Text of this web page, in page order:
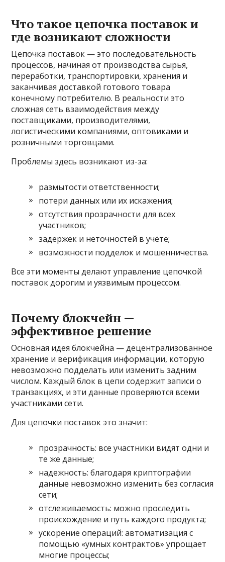
Что такое цепочка поставок и
где возникают сложности
Цепочка поставок — это последовательность
процессов, начиная от производства сырья,
переработки, транспортировки, хранения и
заканчивая доставкой готового товара
конечному потребителю. В реальности это
сложная сеть взаимодействия между
поставщиками, производителями,
логистическими компаниями, оптовиками и
розничными торговцами.
Проблемы здесь возникают из-за:
размытости ответственности;
потери данных или их искажения;
отсутствия прозрачности для всех
участников;
задержек и неточностей в учёте;
возможности подделок и мошенничества.
Все эти моменты делают управление цепочкой
поставок дорогим и уязвимым процессом.
Почему блокчейн —
эффективное решение
Основная идея блокчейна — децентрализованное
хранение и верификация информации, которую
невозможно подделать или изменить задним
числом. Каждый блок в цепи содержит записи о
транзакциях, и эти данные проверяются всеми
участниками сети.
Для цепочки поставок это значит:
прозрачность: все участники видят одни и
те же данные;
надежность: благодаря криптографии
данные невозможно изменить без согласия
сети;
отслеживаемость: можно проследить
происхождение и путь каждого продукта;
ускорение операций: автоматизация с
помощью «умных контрактов» упрощает
многие процессы;